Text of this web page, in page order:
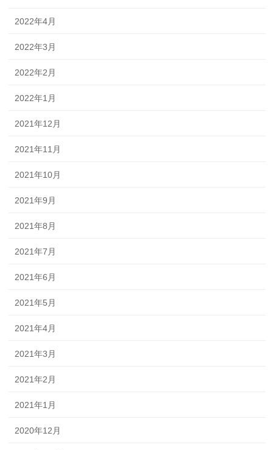
2022年4月
2022年3月
2022年2月
2022年1月
2021年12月
2021年11月
2021年10月
2021年9月
2021年8月
2021年7月
2021年6月
2021年5月
2021年4月
2021年3月
2021年2月
2021年1月
2020年12月